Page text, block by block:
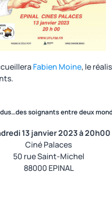
Fabien Moine, le
soignants entre deux
13 janvier 2023 à 20h00
Ciné Palaces
50 rue Saint-Michel
88000 EPINAL